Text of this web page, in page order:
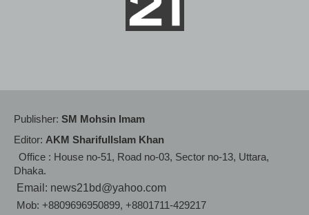
Publisher: SM Mohsin Imam
Editor: AKM SharifulIslam Khan
Office : House no-51, Road no-03, Sector no-13, Uttara,
Dhaka.
Email: news21bd@yahoo.com
Mob: +8809696950899, +8801711-429217